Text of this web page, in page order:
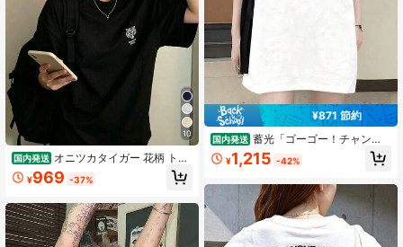
10
国内発送 オニツカタイガー 花柄 トラ
T シャツ レディース 半袖 綿 ホワイ
ト オーバーサイズ カジュアル おし
¥969 -37%
¥871 節約
国内発送 蓄光「ゴーゴー！チャン
ス！」グラフィックTシャツ 幾何学
デザイン、カジュアルフィット、ラ
¥1,215 -42%